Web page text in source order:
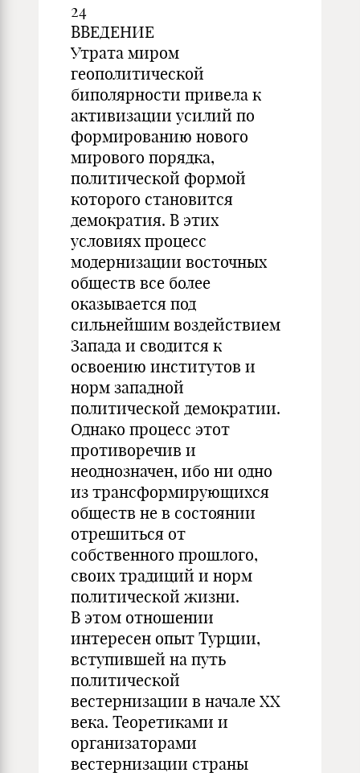
24
ВВЕДЕНИЕ
Утрата миром
геополитической
биполярности привела к
активизации усилий по
формированию нового
мирового порядка,
политической формой
которого становится
демократия. В этих
условиях процесс
модернизации восточных
обществ все более
оказывается под
сильнейшим воздействием
Запада и сводится к
освоению институтов и
норм западной
политической демократии.
Однако процесс этот
противоречив и
неоднозначен, ибо ни одно
из трансформирующихся
обществ не в состоянии
отрешиться от
собственного прошлого,
своих традиций и норм
политической жизни.
В этом отношении
интересен опыт Турции,
вступившей на путь
политической
вестернизации в начале ХХ
века. Теоретиками и
организаторами
вестернизации страны